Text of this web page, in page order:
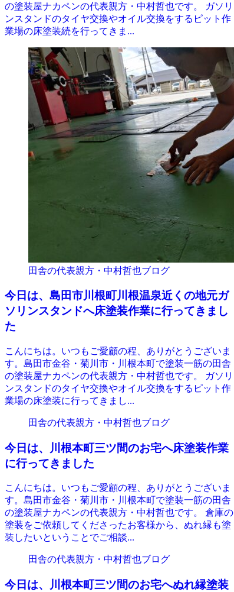
の塗装屋ナカペンの代表親方・中村哲也です。 ガソリ
ンスタンドのタイヤ交換やオイル交換をするピット作
業場の床塗装続を行ってきま...
田舎の代表親方・中村哲也ブログ
今日は、島田市川根町川根温泉近くの地元ガ
ソリンスタンドへ床塗装作業に行ってきまし
た
こんにちは。いつもご愛顧の程、ありがとうございま
す。島田市金谷・菊川市・川根本町で塗装一筋の田舎
の塗装屋ナカペンの代表親方・中村哲也です。 ガソリ
ンスタンドのタイヤ交換やオイル交換をするピット作
業場の床塗装に行ってきまし...
田舎の代表親方・中村哲也ブログ
今日は、川根本町三ツ間のお宅へ床塗装作業
に行ってきました
こんにちは。いつもご愛顧の程、ありがとうございま
す。島田市金谷・菊川市・川根本町で塗装一筋の田舎
の塗装屋ナカペンの代表親方・中村哲也です。 倉庫の
塗装をご依頼してくださったお客様から、ぬれ縁も塗
装したいということでご相談...
田舎の代表親方・中村哲也ブログ
今日は、川根本町三ツ間のお宅へぬれ縁塗装